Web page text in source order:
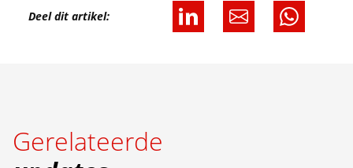
Deel dit artikel:
Gerelateerde